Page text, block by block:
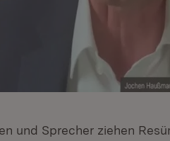
und Sprecher ziehen